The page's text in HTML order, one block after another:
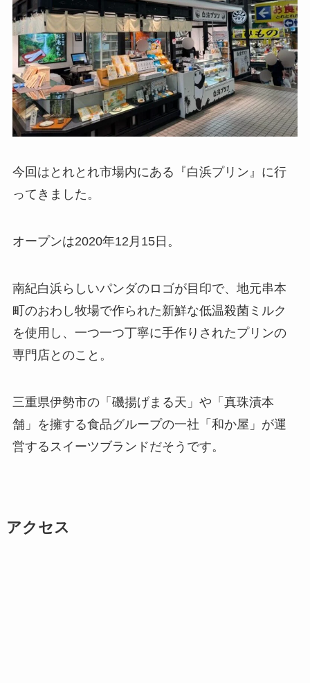
今回はとれとれ市場内にある『白浜プリン』に行
ってきました。
オープンは2020年12月15日。
南紀白浜らしいパンダのロゴが目印で、地元串本
町のおわし牧場で作られた新鮮な低温殺菌ミルク
を使用し、一つ一つ丁寧に手作りされたプリンの
専門店とのこと。
三重県伊勢市の「磯揚げまる天」や「真珠漬本
舗」を擁する食品グループの一社「和か屋」が運
営するスイーツブランドだそうです。
アクセス